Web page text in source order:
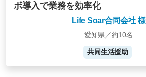
ボ導入で業務を効率化
Life Soar合同会社 様
愛知県／約10名
共同生活援助